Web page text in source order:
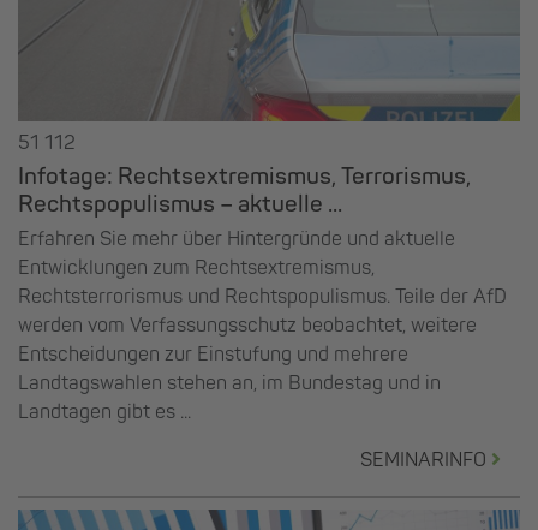
51 112
Infotage: Rechtsextremismus, Terrorismus,
Rechtspopulismus – aktuelle ...
Erfahren Sie mehr über Hintergründe und aktuelle
Entwicklungen zum Rechtsextremismus,
Rechtsterrorismus und Rechtspopulismus. Teile der AfD
werden vom Verfassungsschutz beobachtet, weitere
Entscheidungen zur Einstufung und mehrere
Landtagswahlen stehen an, im Bundestag und in
Landtagen gibt es ...
SEMINARINFO